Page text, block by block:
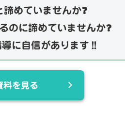
めていませんか❓
のに諦めていませんか❓
に自信があります‼️
料を見る